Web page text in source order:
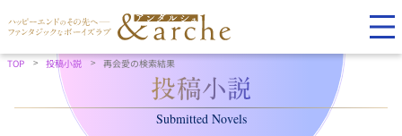
TOP 投稿小説 再会愛の検索結果
Submitted Novels